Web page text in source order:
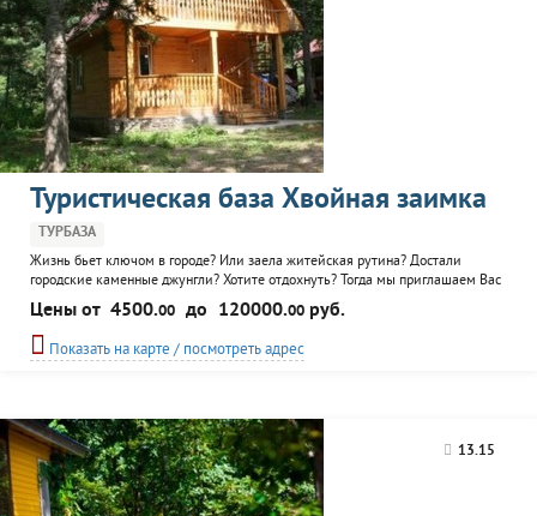
Туристическая база Хвойная заимка
ТУРБАЗА
Жизнь бьет ключом в городе? Или заела житейская рутина? Достали
городские каменные джунгли? Хотите отдохнуть? Тогда мы приглашаем Вас
к нам! База отдыха «Хвойная» находится в уникальном уголке уссурийской
тайги на высоте более 300 м над уровнем моря, в отдалении от трассы – от
чистого воздуха действительно кружится голова. И это всего в полуторах
часах езды от Владивостока!
Цены от 4500.00 до 120000.00 руб.
Показать на карте / посмотреть адрес
13.15